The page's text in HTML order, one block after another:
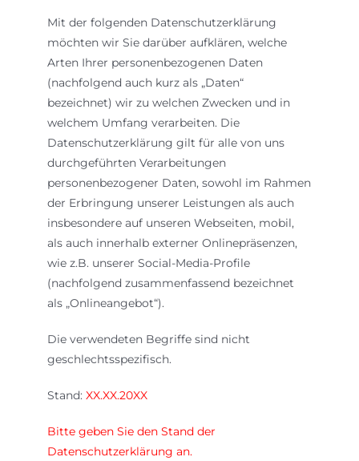
Mit der folgenden Datenschutzerklärung
möchten wir Sie darüber aufklären, welche
Arten Ihrer personenbezogenen Daten
(nachfolgend auch kurz als „Daten“
bezeichnet) wir zu welchen Zwecken und in
welchem Umfang verarbeiten. Die
Datenschutzerklärung gilt für alle von uns
durchgeführten Verarbeitungen
personenbezogener Daten, sowohl im Rahmen
der Erbringung unserer Leistungen als auch
insbesondere auf unseren Webseiten, mobil,
als auch innerhalb externer Onlinepräsenzen,
wie z.B. unserer Social-Media-Profile
(nachfolgend zusammenfassend bezeichnet
als „Onlineangebot“).
Die verwendeten Begriffe sind nicht
geschlechtsspezifisch.
Stand:XX.XX.20XX
Bitte geben Sie den Stand der
Datenschutzerklärung an.